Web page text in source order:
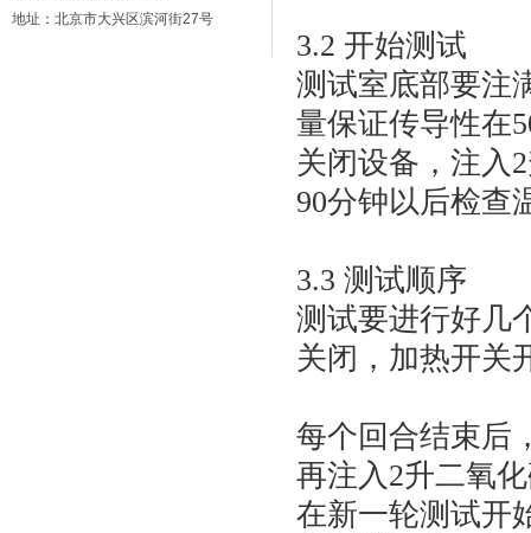
地址：北京市大兴区滨河街27号
3.2 开始测试
测试室底部要注
量保证传导性在
关闭设备，注入
90分钟以后检查
3.3 测试顺序
测试要进行好几
关闭，加热开关
每个回合结束后
再注入2升二氧
在新一轮测试开